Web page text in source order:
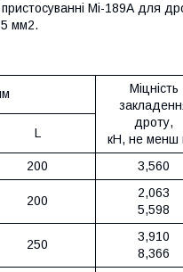
Mi-189А для
мм2.
Міцність
дроту,
кН, не менш
L
200 3,560
200
2,063
5,598
250
3,910
8,366